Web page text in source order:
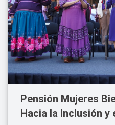
Pensión Mujeres
Hacia la Inclusión y